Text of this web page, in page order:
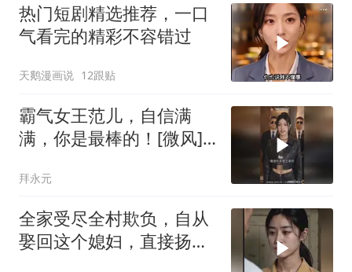
热门短剧精选推荐，一口
气看完的精彩不容错过
天鹅漫画说 12跟贴
霸气女王范儿，自信满
满，你是最棒的！[微风]
拜永元
全家受尽全村欺负，自从
娶回这个媳妇，直接扬眉